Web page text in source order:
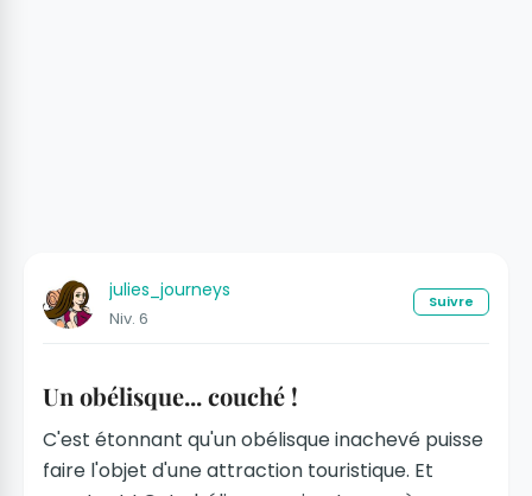
julies_journeys
Niv. 6
Suivre
Un obélisque... couché !
C'est étonnant qu'un obélisque inachevé puisse
faire l'objet d'une attraction touristique. Et